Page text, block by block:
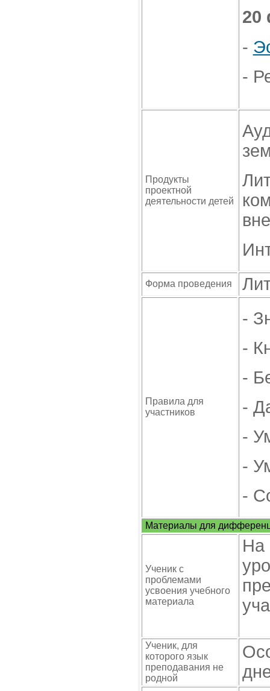
20
-
-
Продукты
проектной
деятельности детей
Форма проведения
Правила для
участников
-
-
-
-
-
-
-
Материалы для
Ученик с
проблемами
усвоения учебного
материала
На
Ученик, для
которого язык
преподавания не
родной